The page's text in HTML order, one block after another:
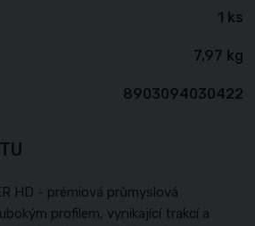
1 ks
7,97 kg
8903094030422
HD - prémiová průmyslová
profilem, vynikající trakcí a